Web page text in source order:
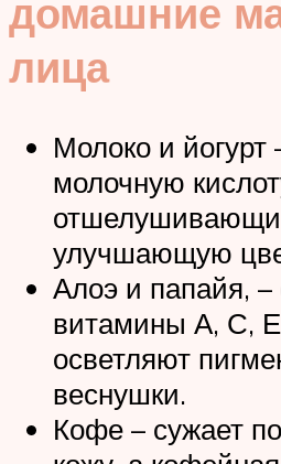
домашние
лица
Молоко и йогурт
молочную
улучшающую
Алоэ и папайя, –
витамины А, С,
осветляют
веснушки.
Кофе – сужает